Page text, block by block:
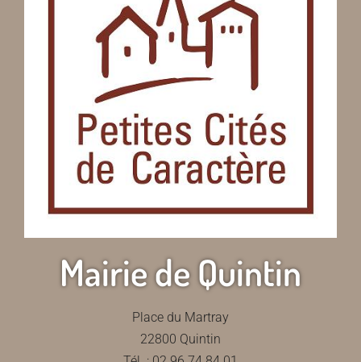
Mairie de Quintin
Place du Martray
22800 Quintin